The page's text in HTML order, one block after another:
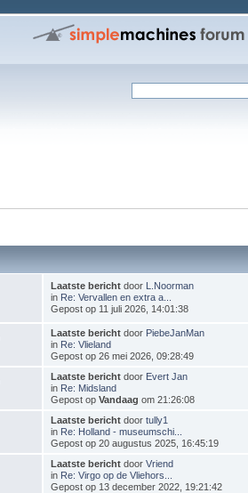
Laatste berichtdoor L.Noorman
in Re: Vervallen en extra a...
Gepost op 11 juli 2026, 14:01:38
Laatste berichtdoor PiebeJanMan
in Re: Vlieland
Gepost op 26 mei 2026, 09:28:49
Laatste berichtdoor Evert Jan
in Re: Midsland
Gepost op Vandaag om 21:26:08
Laatste berichtdoor tully1
in Re: Holland - museumschi...
Gepost op 20 augustus 2025, 16:45:19
Laatste berichtdoor Vriend
in Re: Virgo op de Vliehors...
Gepost op 13 december 2022, 19:21:42